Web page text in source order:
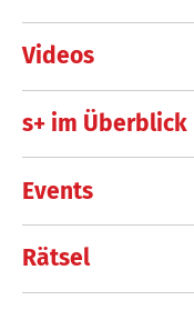
Videos
s+ im Überblick
Events
Rätsel